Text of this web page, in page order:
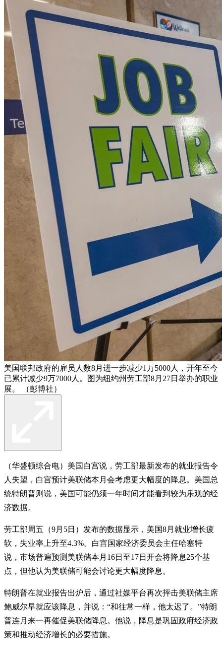
美国联邦政府的雇员人数8月进一步减少1万5000人，开年至今
已累计减少9万7000人。图为纽约州劳工部8月27日举办的职业
展。 （彭博社）
（华盛顿综合电）美国白宫说，劳工部最新发布的就业报告令
人失望，白宫预计美联储本月会考虑更大幅度的降息。美国总
统特朗普则说，美国可能仍须一年时间才能看到较为乐观的经
济数据。
劳工部周五（9月5日）发布的数据显示，美国8月就业增长疲
软，失业率上升至4.3%。白宫国家经济委员会主任哈塞特
说，市场普遍预测美联储本月16日至17日开会将降息25个基
点，但他认为美联储可能会讨论更大幅度降息。
特朗普在就业报告出炉后，通过社媒平台再次抨击美联储主席
鲍威尔早就应该降息，并说：“和往常一样，他太迟了。”特朗
普连月来一再催促美联储降息。他说，降息是巩固政府经济政
策和推动经济增长的必要措施。